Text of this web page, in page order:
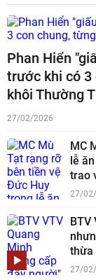
Phan Hiển
trước khi có 3
khôi Thường
27/02/2026
MC
lễ
trao
27/
thừa
27/